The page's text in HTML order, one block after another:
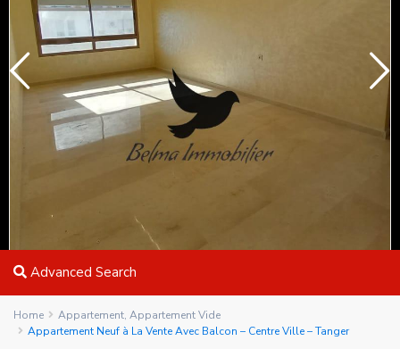
Advanced Search
Home Appartement, Appartement Vide
Appartement Neuf à La Vente Avec Balcon – Centre Ville – Tanger